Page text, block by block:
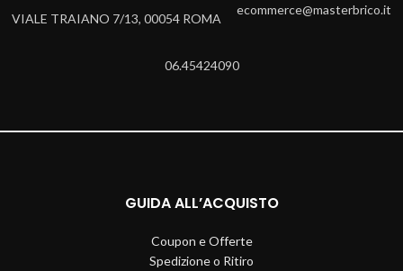
VIALE TRAIANO 7/13, 00054 ROMA
ecommerce@masterbrico.it
06.45424090
GUIDA ALL’ACQUISTO
Coupon e Offerte
Spedizione o Ritiro